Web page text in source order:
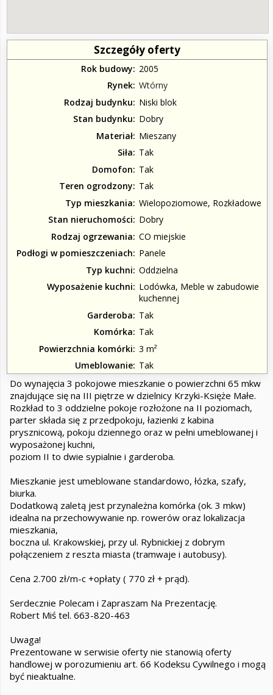
Szczegóły oferty
Rok budowy
2005
Rynek Wtórny
Rodzaj budynku
Niski blok
Stan budynku
Dobry
Materiał Mieszany
Siła
Tak
Domofon
Tak
Teren ogrodzony
Tak
Typ mieszkania Wielopoziomowe, Rozkładowe
Stan nieruchomości
Dobry
Rodzaj ogrzewania CO miejskie
Podłogi w pomieszczeniach
Panele
Typ kuchni Oddzielna
Wyposażenie kuchni
Lodówka, Meble w zabudowie
kuchennej
Garderoba
Tak
Komórka
Tak
Powierzchnia komórki 3 m²
Umeblowanie Tak
Do wynajęcia 3 pokojowe mieszkanie o powierzchni 65 mkw
znajdujące się na III piętrze w dzielnicy Krzyki-Księże Małe.
Rozkład to 3 oddzielne pokoje rozłożone na II poziomach,
parter składa się z przedpokoju, łazienki z kabina
prysznicową, pokoju dziennego oraz w pełni umeblowanej i
wyposażonej kuchni,
poziom II to dwie sypialnie i garderoba.
Mieszkanie jest umeblowane standardowo, łózka, szafy,
biurka.
Dodatkową zaletą jest przynależna komórka (ok. 3 mkw)
idealna na przechowywanie np. rowerów oraz lokalizacja
mieszkania,
boczna ul. Krakowskiej, przy ul. Rybnickiej z dobrym
połączeniem z reszta miasta (tramwaje i autobusy).
Cena 2.700 zł/m-c +opłaty ( 770 zł + prąd).
Serdecznie Polecam i Zapraszam Na Prezentację.
Robert Miś tel. 663-820-463
Uwaga!
Prezentowane w serwisie oferty nie stanowią oferty
handlowej w porozumieniu art. 66 Kodeksu Cywilnego i mogą
być nieaktualne.